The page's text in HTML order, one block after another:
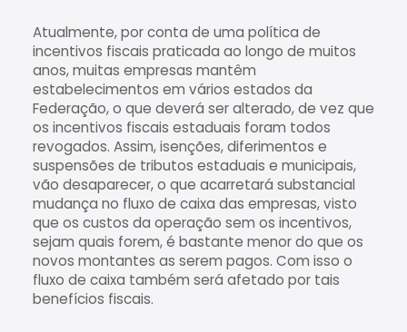
Atualmente, por conta de uma política de
incentivos fiscais praticada ao longo de muitos
anos, muitas empresas mantêm
estabelecimentos em vários estados da
Federação, o que deverá ser alterado, de vez que
os incentivos fiscais estaduais foram todos
revogados. Assim, isenções, diferimentos e
suspensões de tributos estaduais e municipais,
vão desaparecer, o que acarretará substancial
mudança no fluxo de caixa das empresas, visto
que os custos da operação sem os incentivos,
sejam quais forem, é bastante menor do que os
novos montantes as serem pagos. Com isso o
fluxo de caixa também será afetado por tais
benefícios fiscais.